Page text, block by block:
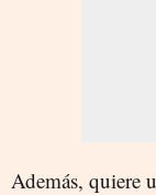
Además, quiere